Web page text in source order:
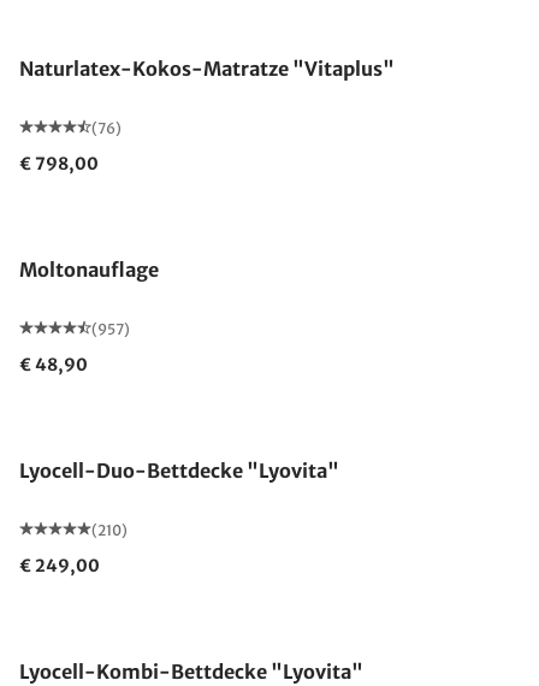
Naturlatex-Kokos-Matratze "Vitaplus"
(76)
€ 798,00
Moltonauflage
(957)
€ 48,90
Lyocell-Duo-Bettdecke "Lyovita"
(210)
€ 249,00
Lyocell-Kombi-Bettdecke "Lyovita"